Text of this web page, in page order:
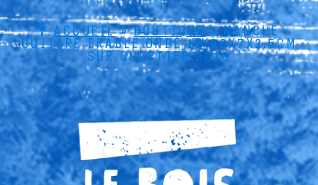
ACCUEIL»BOUTIQUE»MANCHE
GUITARE ÉRABLE ONDÉ 1B 86X7X2.5CM
SUR QUARTIER 2018